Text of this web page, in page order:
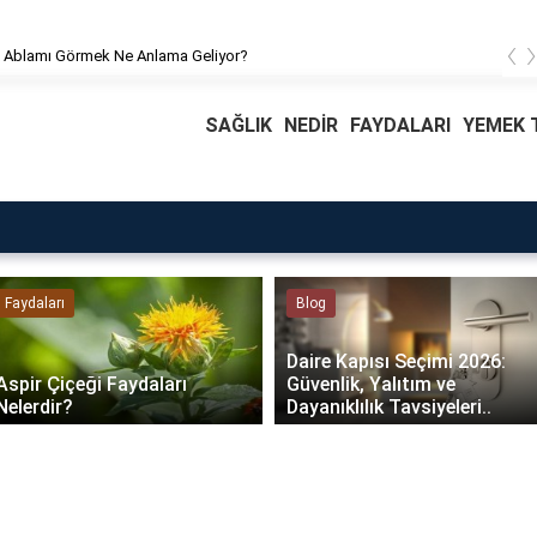
Görmek Ne Anlama Geliyor? ‹ ›
SAĞLIK NEDİR FAYDALARI YEMEK
Faydaları
Çiçeği Faydaları
Blog
Daire Kapısı Seçimi 2026:
Güvenlik, Yalıtım ve
Dayanıklılık Tavsiyeleri..